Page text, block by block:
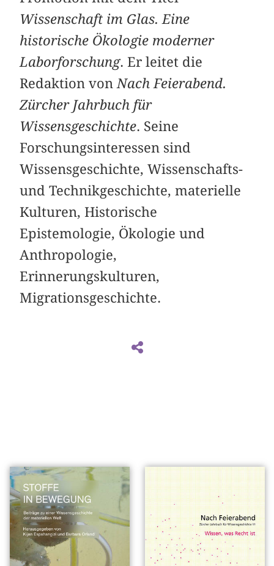
Wissenschaft im Glas. Eine
historische Ökologie moderner
Laborforschung. Er leitet die
Redaktion von Nach Feierabend.
Zürcher Jahrbuch für
Wissensgeschichte. Seine
Forschungsinteressen sind
Wissensgeschichte, Wissenschafts-
und Technikgeschichte, materielle
Kulturen, Historische
Epistemologie, Ökologie und
Anthropologie,
Erinnerungskulturen,
Migrationsgeschichte.